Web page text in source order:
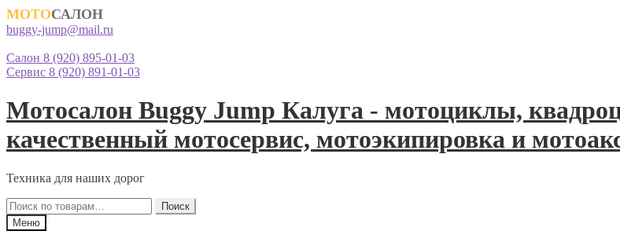
МОТОСАЛОН
buggy-jump@mail.ru
Салон 8 (920) 895-01-03
Сервис 8 (920) 891-01-03
Перейти
к
Перейти
к
Мотосалон Buggy Jump Калуга - мотоциклы,
качественный мотосервис, мотоэкипировка и
Техника для наших дорог
Искать:
Поиск
Меню